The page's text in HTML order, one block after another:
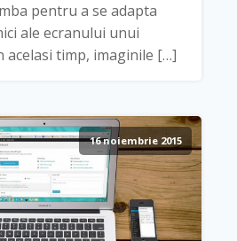
pentru a se adapta
ale ecranului unui
acelasi timp, imaginile […]
16 noiembrie 2015